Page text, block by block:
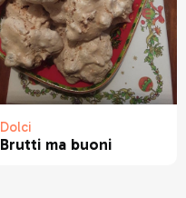
Dolci
Brutti ma buoni